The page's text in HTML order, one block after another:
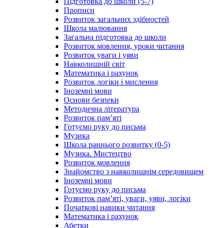
Прописи
Розвиток загальних здібностей
Школа малювання
Загальна підготовка до школи
Розвиток мовлення, уроки читання
Розвиток уваги і уяви
Навколишній світ
Математика і рахунок
Розвиток логіки і мислення
Іноземні мови
Основи безпеки
Методична література
Розвиток пам’яті
Готуємо руку до письма
Музика
Школа раннього розвитку (0-5)
Музика. Мистецтво
Розвиток мовлення
Знайомство з навколишнім середовищем
Іноземні мови
Готуємо руку до письма
Розвиток пам’яті, уваги, уяви, логіки
Початкові навики читання
Математика і рахунок
Абетки